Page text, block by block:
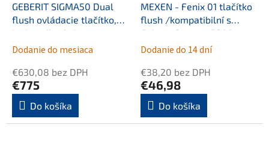
GEBERIT SIGMA50 Dual
flush ovládacie tlačítko,
biely/ružové zlato
Dodanie do mesiaca
€630,08 bez DPH
€775
Do košíka
MEXEN - Fenix 01 tlačítko
flush /kompatibilní s
Geberit Sigma UP300 a
UP320, bílá matná 600120
Dodanie do 14 dní
€38,20 bez DPH
€46,98
Do košíka